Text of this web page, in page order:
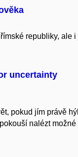
republiky, ale
uncertainty
pokud jím právě
nalézt